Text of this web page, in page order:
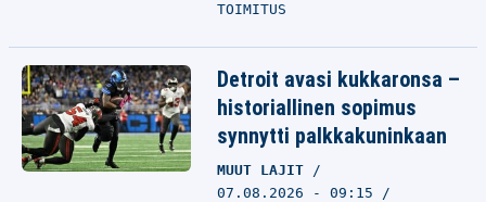
TOIMITUS
Detroit avasi kukkaronsa –
historiallinen sopimus
synnytti palkkakuninkaan
MUUT LAJIT
07.08.2026 - 09:15